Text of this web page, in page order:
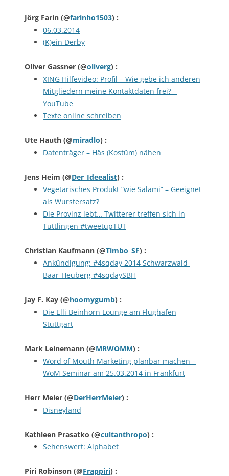
Jörg Farin (@farinho1503) :
06.03.2014
(K)ein Derby
Oliver Gassner (@oliverg) :
XING Hilfevideo: Profil – Wie gebe ich anderen
Mitgliedern meine Kontaktdaten frei? –
YouTube
Texte online schreiben
Ute Hauth (@miradlo) :
Datenträger – Häs (Kostüm) nähen
Jens Heim (@Der_Ideealist) :
Vegetarisches Produkt “wie Salami” – Geeignet
als Wurstersatz?
Die Provinz lebt… Twitterer treffen sich in
Tuttlingen #tweetupTUT
Christian Kaufmann (@Timbo_SF) :
Ankündigung: #4sqday 2014 Schwarzwald-
Baar-Heuberg #4sqdaySBH
Jay F. Kay (@hoomygumb) :
Die Elli Beinhorn Lounge am Flughafen
Stuttgart
Mark Leinemann (@MRWOMM) :
Word of Mouth Marketing planbar machen –
WoM Seminar am 25.03.2014 in Frankfurt
Herr Meier (@DerHerrMeier) :
Disneyland
Kathleen Prasatko (@cultanthropo) :
Sehenswert: Alphabet
Piri Robinson (@Frappiri) :